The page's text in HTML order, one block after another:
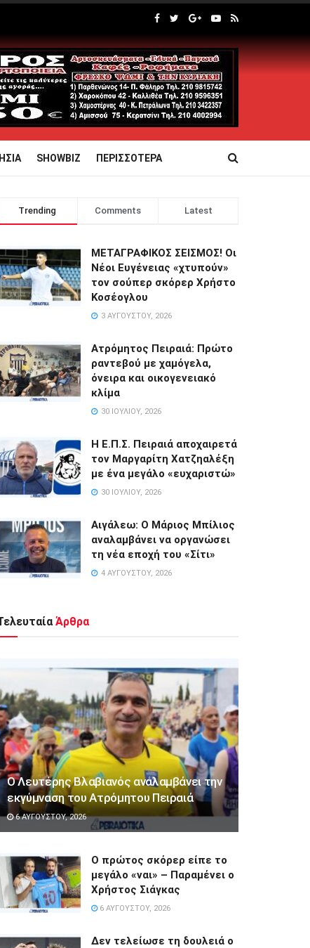
SHOWBIZ ΠΕΡΙΣΣΟΤΕΡΑ
Trending Comments Latest
ΜΕΤΑΓΡΑΦΙΚΟΣ ΣΕΙΣΜΟΣ! Οι
Νέοι Ευγένειας «χτυπούν»
τον σούπερ σκόρερ Χρήστο
Κοσέογλου
3 ΑΥΓΟΎΣΤΟΥ, 2026
Ατρόμητος Πειραιά: Πρώτο
ραντεβού με χαμόγελα,
όνειρα και οικογενειακό
κλίμα
30 ΙΟΥΛΊΟΥ, 2026
Η Ε.Π.Σ. Πειραιά αποχαιρετά
τον Μαργαρίτη Χατζηαλέξη
με ένα μεγάλο «ευχαριστώ»
30 ΙΟΥΛΊΟΥ, 2026
Αιγάλεω: Ο Μάριος Μπίλιος
αναλαμβάνει να οργανώσει
τη νέα εποχή του «Σίτι»
4 ΑΥΓΟΎΣΤΟΥ, 2026
Άρθρα
Ο Λευτέρης Βλαβιανός αναλαμβάνει την
εκγύμναση του Ατρόμητου Πειραιά
6 ΑΥΓΟΎΣΤΟΥ, 2026
Ο πρώτος σκόρερ είπε το
μεγάλο «ναι» – Παραμένει ο
Χρήστος Σιάγκας
6 ΑΥΓΟΎΣΤΟΥ, 2026
Δεν τελείωσε τη δουλειά ο